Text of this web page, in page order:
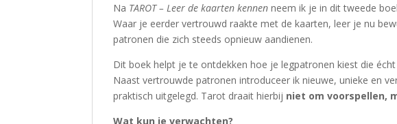
Na TAROT – Leer de kaarten kennen neem ik je in dit tweede
Waar je eerder vertrouwd raakte met de kaarten, leer je nu
patronen die zich steeds opnieuw aandienen.
Dit boek helpt je te ontdekken hoe je legpatronen kiest die
Naast vertrouwde patronen introduceer ik nieuwe, unieke en
praktisch uitgelegd. Tarot draait hierbij niet om voorspellen,
Wat kun je verwachten?